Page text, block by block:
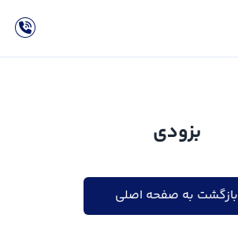
بزودی
بازگشت به صفحه اصلی